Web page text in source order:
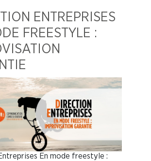
ENTREPRISES
FREESTYLE :
En mode freestyle :